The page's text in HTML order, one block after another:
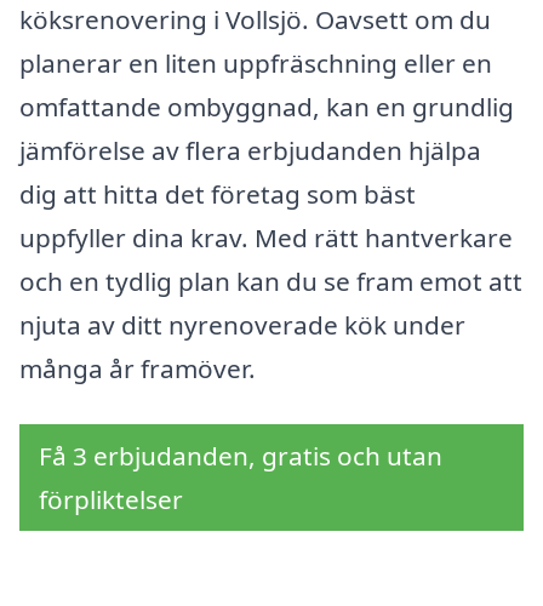
köksrenovering i Vollsjö. Oavsett om du
planerar en liten uppfräschning eller en
omfattande ombyggnad, kan en grundlig
jämförelse av flera erbjudanden hjälpa
dig att hitta det företag som bäst
uppfyller dina krav. Med rätt hantverkare
och en tydlig plan kan du se fram emot att
njuta av ditt nyrenoverade kök under
många år framöver.
Få 3 erbjudanden, gratis och utan
förpliktelser